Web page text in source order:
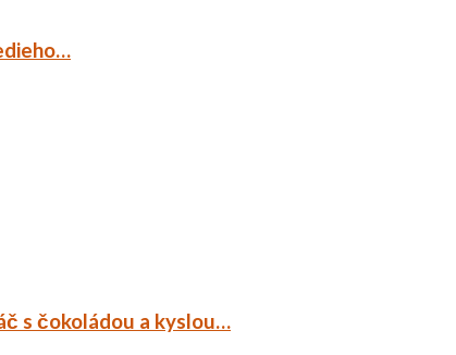
s čokoládou a kyslou…